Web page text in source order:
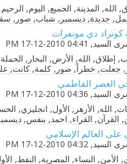
كونراد دي مونفرات
السيد‏, 17-12-2010 04:41 PM
العصر الفاطمي
السيد‏, 17-12-2010 04:36 PM
العالم الإسلامي
السيد‏, 17-12-2010 04:32 PM